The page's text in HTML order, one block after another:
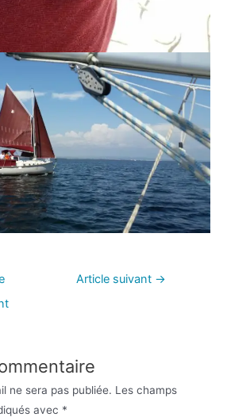
Article suivant →
ne sera pas publiée. Les champs
avec *